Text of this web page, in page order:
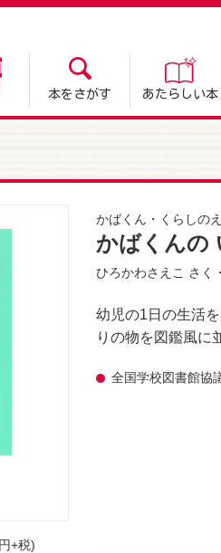
本をさがす あたらしい本
かばくん・くらしの
かばくんの
ひろかわさえこ さく
幼児の1日の生活
りの物を図鑑風に
全国学校図書館協
+税)